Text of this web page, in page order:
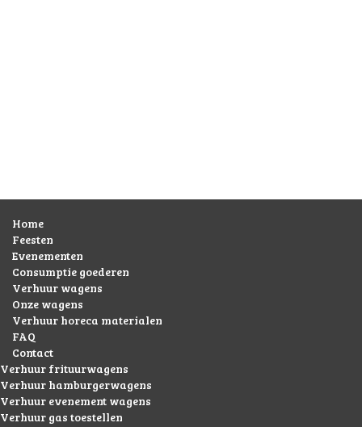
Home
Feesten
Evenementen
Consumptie goederen
Verhuur wagens
Onze wagens
Verhuur horeca materialen
FAQ
Contact
Verhuur frituurwagens
Verhuur hamburgerwagens
Verhuur evenement wagens
Verhuur gas toestellen